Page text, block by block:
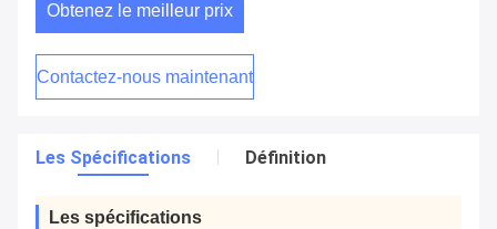
Obtenez le meilleur prix
Contactez-nous maintenant
Les Spécifications Définition
Les spécifications